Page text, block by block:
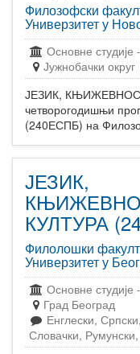
Филозофски
Универзитет у
Основне студије -
Јужнобачки округ
ЈЕЗИК,
четворогодишњи
(240ЕСПБ) на
ЈЕЗИК,
КУЛТУРА
Филолошки
Универзитет у
Основне студије -
Град Београд
Енглески,
Словачки,